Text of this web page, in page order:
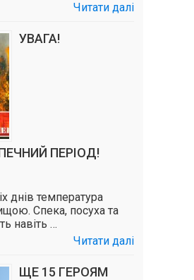
Читати далі
УВАГА!
ПЕРІОД!
днів температура
Спека, посуха та
навіть …
Читати далі
ЩЕ 15 ГЕРОЯМ